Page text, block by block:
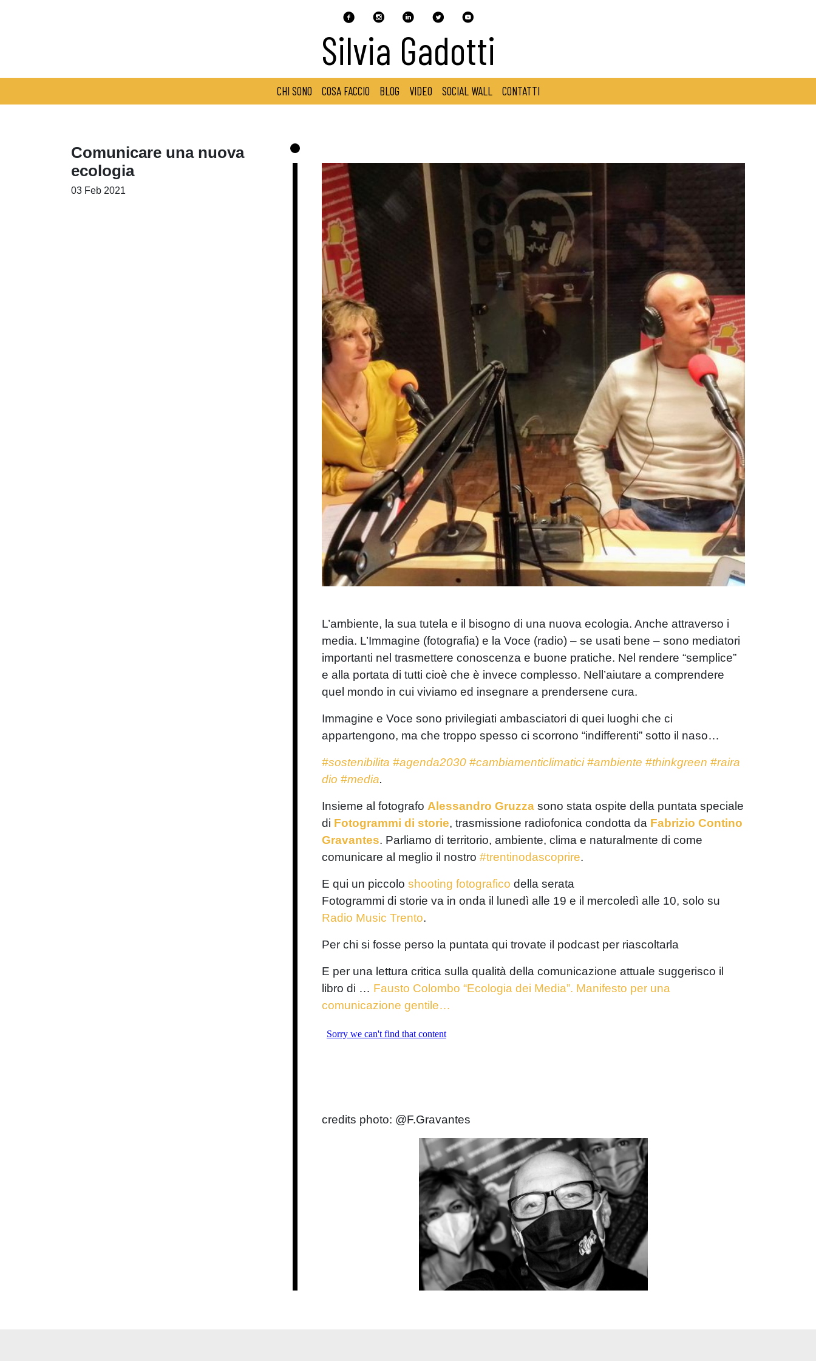
Silvia Gadotti
CHI SONO COSA FACCIO BLOG VIDEO SOCIAL WALL CONTATTI
Comunicare una nuova
ecologia
03 Feb 2021
L’ambiente, la sua tutela e il bisogno di una nuova ecologia. Anche attraverso i
media. L’Immagine (fotografia) e la Voce (radio) – se usati bene – sono mediatori
importanti nel trasmettere conoscenza e buone pratiche. Nel rendere “semplice”
e alla portata di tutti cioè che è invece complesso. Nell’aiutare a comprendere
quel mondo in cui viviamo ed insegnare a prendersene cura.
Immagine e Voce sono privilegiati ambasciatori di quei luoghi che ci
appartengono, ma che troppo spesso ci scorrono “indifferenti” sotto il naso…
#sostenibilita #agenda2030 #cambiamenticlimatici #ambiente #thinkgreen #raira
dio #media.
Insieme al fotografo Alessandro Gruzza sono stata ospite della puntata speciale
di Fotogrammi di storie, trasmissione radiofonica condotta da Fabrizio Contino
Gravantes. Parliamo di territorio, ambiente, clima e naturalmente di come
comunicare al meglio il nostro #trentinodascoprire.
E qui un piccolo shooting fotografico della serata
Fotogrammi di storie va in onda il lunedì alle 19 e il mercoledì alle 10, solo su
Radio Music Trento.
Per chi si fosse perso la puntata qui trovate il podcast per riascoltarla
E per una lettura critica sulla qualità della comunicazione attuale suggerisco il
libro di … Fausto Colombo “Ecologia dei Media”. Manifesto per una
comunicazione gentile…
credits photo: @F.Gravantes